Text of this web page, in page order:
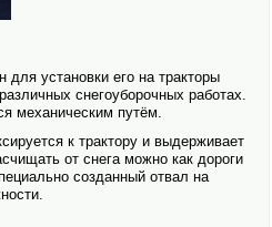
для установки его на тракторы
снего­уборочных работах.
механическим путём.
к трактору и выдерживает
от снега можно как дороги
созданный отвал на